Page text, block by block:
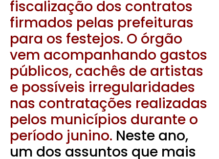
fiscalização dos contratos
firmados pelas prefeituras
para os festejos. O órgão
vem acompanhando gastos
públicos, cachês de artistas
e possíveis irregularidades
nas contratações realizadas
pelos municípios durante o
período junino. Neste ano,
um dos assuntos que mais